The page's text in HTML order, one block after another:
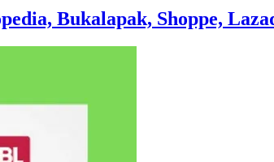
Bukalapak, Shoppe,